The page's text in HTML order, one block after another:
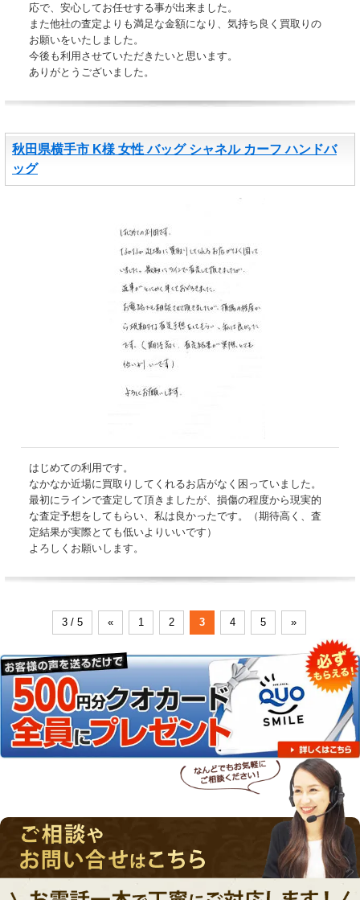
応で、安心してお任せする事が出来ました。
また他社の査定よりも満足な金額になり、気持ち良く買取りの
お願いをいたしました。
今後も利用させていただきたいと思います。
ありがとうございました。
秋田県横手市 K様 女性 バッグ シャネル カーフ ハンドバ
ッグ
はじめての利用です。
なかなか近場に買取りしてくれるお店がなく困っていました。
最初にラインで査定して頂きましたが、損傷の程度から現実的
な査定予想をしてもらい、私は良かったです。（期待高く、査
定結果が実際とても低いよりいいです）
よろしくお願いします。
3 / 5 « 1 2 3 4 5 »